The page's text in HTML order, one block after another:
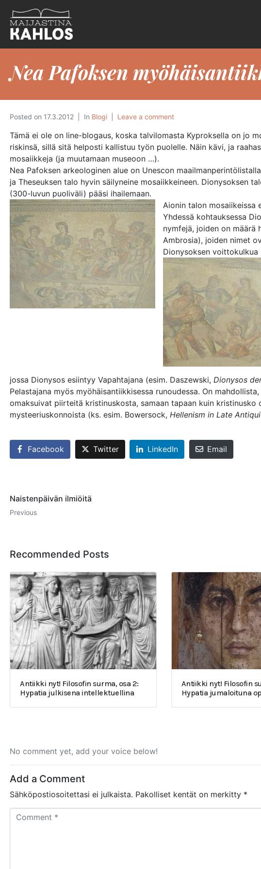
Nea Pafoksen
Posted on 17.3.2012 In Blogi Leave a comment
Tämä ei ole on line-blogaus, koska talvilomasta Kyproksella on jo
riskinsä, sillä sitä helposti kallistuu työn puolelle. Näin kävi, ja
mosaiikkeja (ja muutamaan museoon …).
Nea Pafoksen arkeologinen alue on Unescon
ja Theseuksen talo hyvin säilyneine mosaiikkeineen. Dionysoksen
(300-luvun puoliväli) pääsi ihailemaan.
Aionin talon mosaiikeissa
Yhdessä kohtauksessa
nymfejä, joiden on määrä
Ambrosia), joiden nimet
Dionysoksen voittokulkua
jossa Dionysos esiintyy Vapahtajana (esim. Daszewski, Dionysos
Pelastajana myös myöhäisantiikkisessa runoudessa. On
omaksuivat piirteitä kristinuskosta, samaan tapaan kuin kristinusko
mysteeriuskonnoista (ks. esim. Bowersock, Hellenism in Late
Facebook Twitter LinkedIn Email
Naistenpäivän ilmiöitä
Previous
Recommended Posts
Antiikki nyt! Filosofin surma, osa 2:
Hypatia julkisena intellektuellina
Antiikki nyt! Filosofin
Hypatia jumaloituna
No comment yet, add your voice below!
Add a Comment
Sähköpostiosoitettasi ei julkaista. Pakolliset kentät on merkitty *